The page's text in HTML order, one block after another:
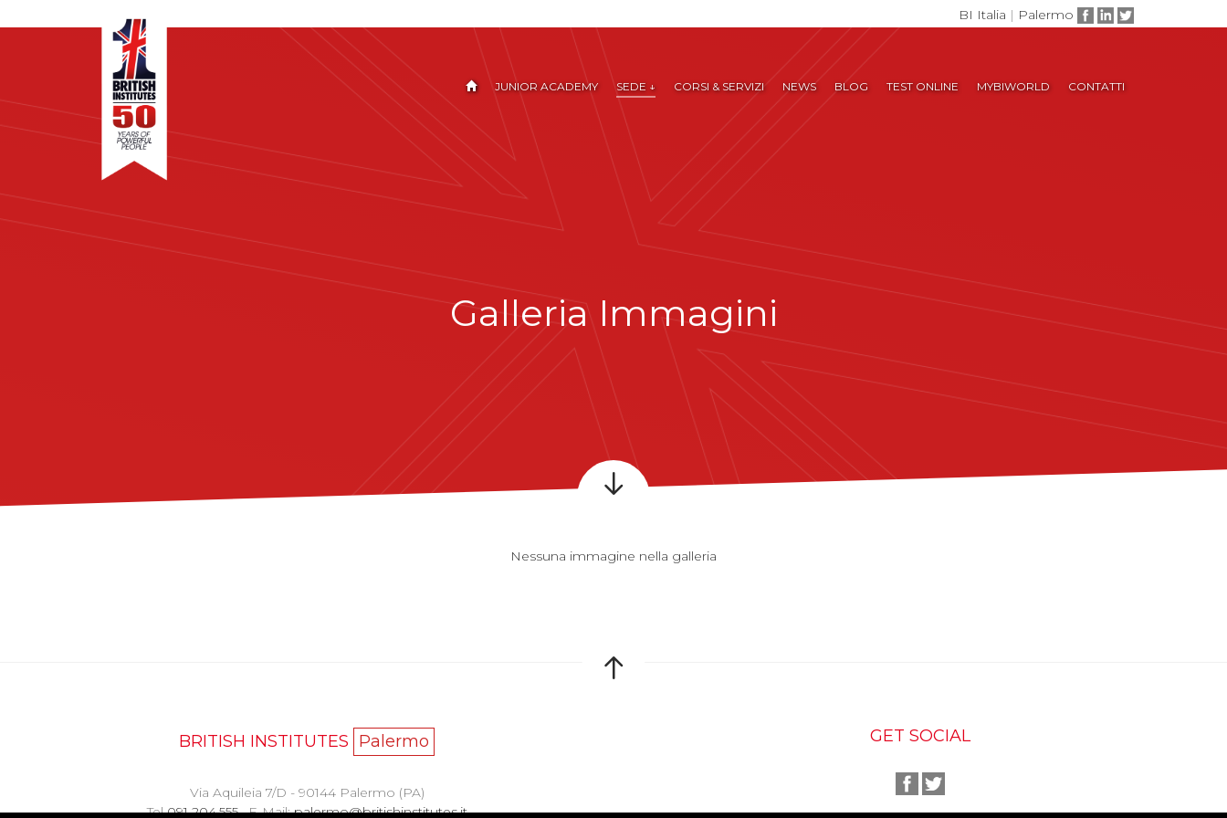
BI Italia | Palermo
JUNIOR ACADEMY SEDE ↓ CORSI & SERVIZI NEWS BLOG TEST ONLINE MYBIWORLD CONTATTI
Galleria Immagini
Nessuna immagine nella galleria
BRITISH INSTITUTES Palermo
Via Aquileia 7/D - 90144 Palermo (PA)
Tel091 204.555· E-Mail:palermo@britishinstitutes.it
GET SOCIAL